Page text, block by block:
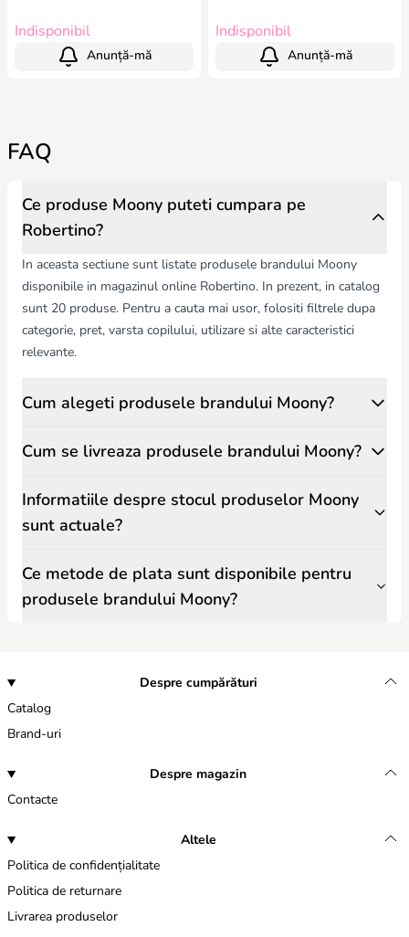
Indisponibil
Anunță-mă
Indisponibil
Anunță-mă
FAQ
Ce produse Moony puteti cumpara pe
Robertino?
In aceasta sectiune sunt listate produsele brandului Moony
disponibile in magazinul online Robertino. In prezent, in catalog
sunt 20 produse. Pentru a cauta mai usor, folositi filtrele dupa
categorie, pret, varsta copilului, utilizare si alte caracteristici
relevante.
Cum alegeti produsele brandului Moony?
Cum se livreaza produsele brandului Moony?
Informatiile despre stocul produselor Moony
sunt actuale?
Ce metode de plata sunt disponibile pentru
produsele brandului Moony?
Despre cumpărături
Catalog
Brand-uri
Despre magazin
Contacte
Altele
Politica de confidențialitate
Politica de returnare
Livrarea produselor